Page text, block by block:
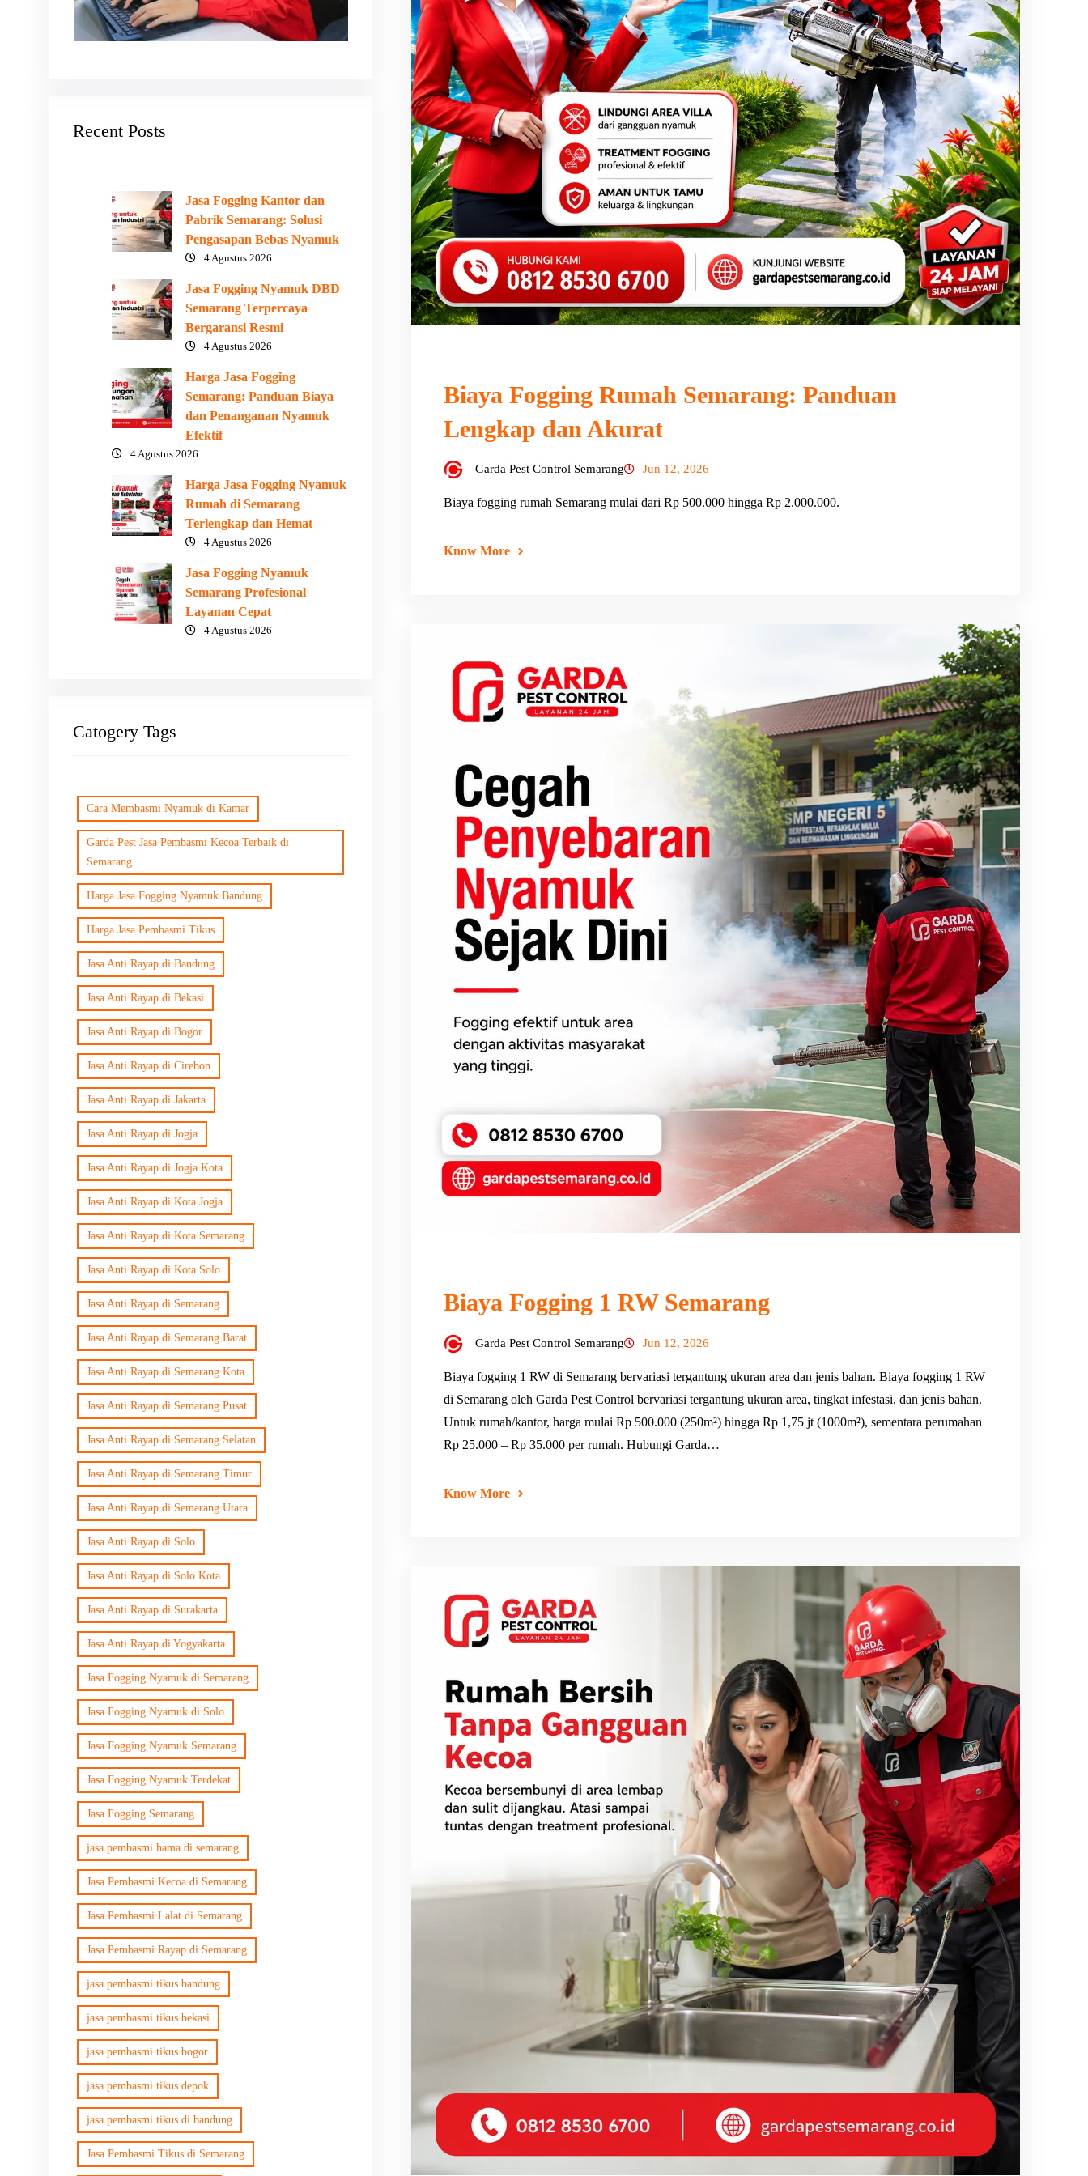
Recent Posts
Jasa Fogging Kantor dan
Pabrik Semarang: Solusi
Pengasapan Bebas Nyamuk
4 Agustus 2026
Jasa Fogging Nyamuk DBD
Semarang Terpercaya
Bergaransi Resmi
4 Agustus 2026
Harga Jasa Fogging
Semarang: Panduan Biaya
dan Penanganan Nyamuk
Efektif
4 Agustus 2026
Harga Jasa Fogging Nyamuk
Rumah di Semarang
Terlengkap dan Hemat
4 Agustus 2026
Jasa Fogging Nyamuk
Semarang Profesional
Layanan Cepat
4 Agustus 2026
Catogery Tags
Cara Membasmi Nyamuk di Kamar
Garda Pest Jasa Pembasmi Kecoa Terbaik di
Semarang
Harga Jasa Fogging Nyamuk Bandung
Harga Jasa Pembasmi Tikus
Jasa Anti Rayap di Bandung
Jasa Anti Rayap di Bekasi
Jasa Anti Rayap di Bogor
Jasa Anti Rayap di Cirebon
Jasa Anti Rayap di Jakarta
Jasa Anti Rayap di Jogja
Jasa Anti Rayap di Jogja Kota
Jasa Anti Rayap di Kota Jogja
Jasa Anti Rayap di Kota Semarang
Jasa Anti Rayap di Kota Solo
Jasa Anti Rayap di Semarang
Jasa Anti Rayap di Semarang Barat
Jasa Anti Rayap di Semarang Kota
Jasa Anti Rayap di Semarang Pusat
Jasa Anti Rayap di Semarang Selatan
Jasa Anti Rayap di Semarang Timur
Jasa Anti Rayap di Semarang Utara
Jasa Anti Rayap di Solo
Jasa Anti Rayap di Solo Kota
Jasa Anti Rayap di Surakarta
Jasa Anti Rayap di Yogyakarta
Jasa Fogging Nyamuk di Semarang
Jasa Fogging Nyamuk di Solo
Jasa Fogging Nyamuk Semarang
Jasa Fogging Nyamuk Terdekat
Jasa Fogging Semarang
jasa pembasmi hama di semarang
Jasa Pembasmi Kecoa di Semarang
Jasa Pembasmi Lalat di Semarang
Jasa Pembasmi Rayap di Semarang
jasa pembasmi tikus bandung
jasa pembasmi tikus bekasi
jasa pembasmi tikus bogor
jasa pembasmi tikus depok
jasa pembasmi tikus di bandung
Jasa Pembasmi Tikus di Semarang
Biaya Fogging Rumah Semarang: Panduan
Lengkap dan Akurat
Garda Pest Control Semarang Jun 12, 2026
Biaya fogging rumah Semarang mulai dari Rp 500.000 hingga Rp 2.000.000.
Know More
Biaya Fogging 1 RW Semarang
Garda Pest Control Semarang Jun 12, 2026
Biaya fogging 1 RW di Semarang bervariasi tergantung ukuran area dan jenis bahan. Biaya fogging 1 RW
di Semarang oleh Garda Pest Control bervariasi tergantung ukuran area, tingkat infestasi, dan jenis bahan.
Untuk rumah/kantor, harga mulai Rp 500.000 (250m²) hingga Rp 1,75 jt (1000m²), sementara perumahan
Rp 25.000 – Rp 35.000 per rumah. Hubungi Garda…
Know More